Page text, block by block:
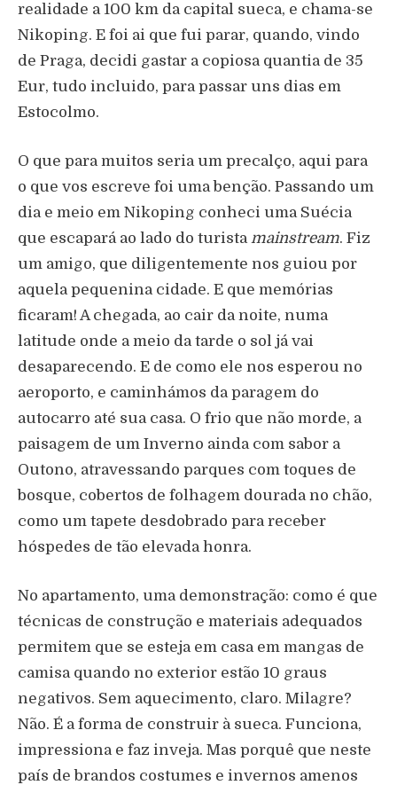
realidade a 100 km da capital sueca, e chama-se
Nikoping. E foi ai que fui parar, quando, vindo
de Praga, decidi gastar a copiosa quantia de 35
Eur, tudo incluido, para passar uns dias em
Estocolmo.
O que para muitos seria um precalço, aqui para
o que vos escreve foi uma benção. Passando um
dia e meio em Nikoping conheci uma Suécia
que escapará ao lado do turistamainstream. Fiz
um amigo, que diligentemente nos guiou por
aquela pequenina cidade. E que memórias
ficaram! A chegada, ao cair da noite, numa
latitude onde a meio da tarde o sol já vai
desaparecendo. E de como ele nos esperou no
aeroporto, e caminhámos da paragem do
autocarro até sua casa. O frio que não morde, a
paisagem de um Inverno ainda com sabor a
Outono, atravessando parques com toques de
bosque, cobertos de folhagem dourada no chão,
como um tapete desdobrado para receber
hóspedes de tão elevada honra.
No apartamento, uma demonstração: como é que
técnicas de construção e materiais adequados
permitem que se esteja em casa em mangas de
camisa quando no exterior estão 10 graus
negativos. Sem aquecimento, claro. Milagre?
Não. É a forma de construir à sueca. Funciona,
impressiona e faz inveja. Mas porquê que neste
país de brandos costumes e invernos amenos